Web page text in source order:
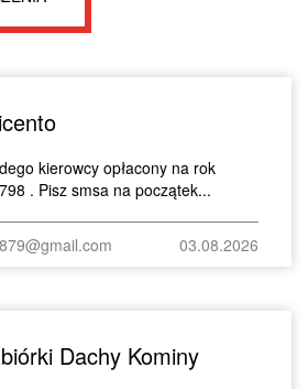
kierowcy opłacony na rok
. Pisz smsa na początek...
03.08.2026
Dachy Kominy